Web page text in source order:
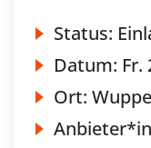
Status:
Datum: Fr.
Ort: